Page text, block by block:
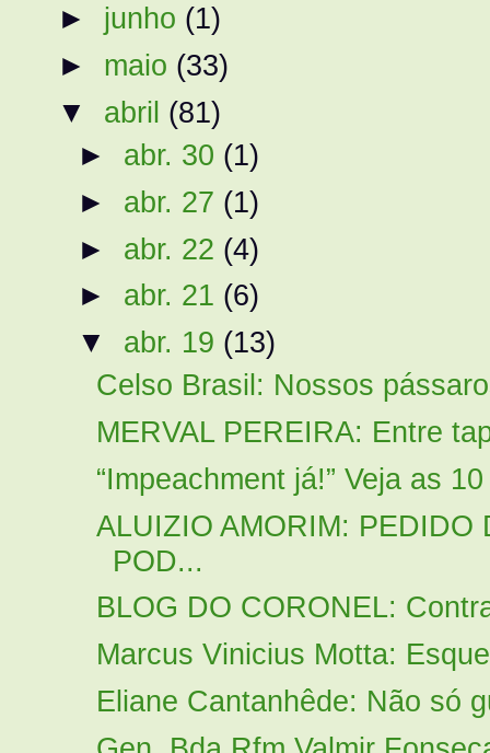
► junho (1)
► maio (33)
▼ abril (81)
► abr. 30 (1)
► abr. 27 (1)
► abr. 22 (4)
► abr. 21 (6)
▼ abr. 19 (13)
Celso Brasil: Nossos
MERVAL PEREIRA: Entre
“Impeachment já!” Veja as
ALUIZIO AMORIM: PEDIDO
POD...
BLOG DO CORONEL:
Marcus Vinicius Motta:
Eliane Cantanhêde: Não só